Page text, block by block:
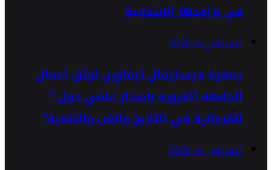
في برامجها الانتخابية
أغسطس 6, 2026
جمعية فيستيفال تيفاوين توثق أعمال
الجامعة القروية بإصدار علمي حول ”
القروانية في التاريخ والفن والتنمية”
أغسطس 6, 2026